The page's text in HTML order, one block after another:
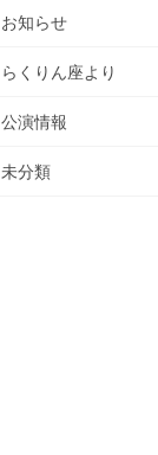
お知らせ
らくりん座より
公演情報
未分類